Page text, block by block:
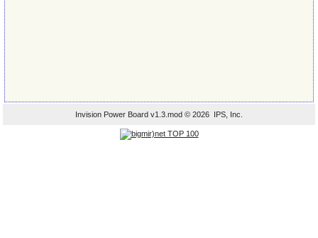
Invision Power Board v1.3.mod © 2026 IPS, Inc.